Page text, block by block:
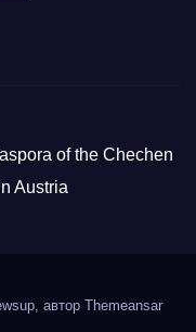
of the Chechen
Austria
автор Themeansar